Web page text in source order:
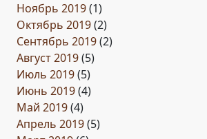
Ноябрь 2019(1)
Октябрь 2019(2)
Сентябрь 2019(2)
Август 2019(5)
Июль 2019(5)
Июнь 2019(4)
Май 2019(4)
Апрель 2019(5)